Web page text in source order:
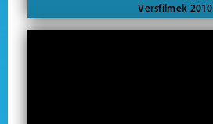
Versfilmek 2010